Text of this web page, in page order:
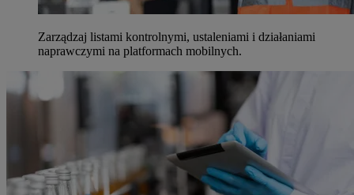
Zarządzaj listami kontrolnymi, ustaleniami i działaniami
naprawczymi na platformach mobilnych.